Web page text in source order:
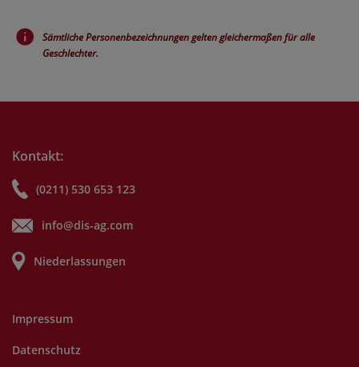
Sämtliche Personenbezeichnungen gelten gleichermaßen für alle
Geschlechter.
Kontakt:
(0211) 530 653 123
info@dis-ag.com
Niederlassungen
Impressum
Datenschutz